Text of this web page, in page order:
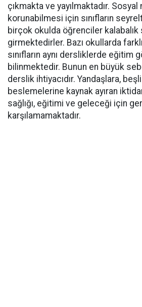
çıkmakta ve yayılmaktadır.
korunabilmesi için sınıfların
birçok okulda öğrenciler kalabalık
girmektedirler. Bazı okullarda
sınıfların aynı dersliklerde eğitim
bilinmektedir. Bunun en büyük
derslik ihtiyacıdır. Yandaşlara,
beslemelerine kaynak ayıran
sağlığı, eğitimi ve geleceği için
karşılamamaktadır.